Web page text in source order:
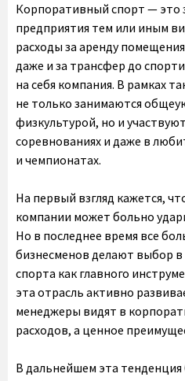
Корпоративный спорт — это
предприятия тем или иным
расходы за аренду
даже и за трансфер до
на себя компания. В рамках
не только занимаются
физкультурой, но и
соревнованиях и даже в
и чемпионатах.
На первый взгляд кажется,
компании может больно
Но в последнее время все
бизнесменов делают выбор
спорта как главного
эта отрасль активно
менеджеры видят в
расходов, а ценное
В дальнейшем эта